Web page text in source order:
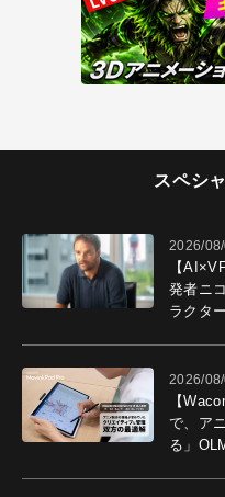
スペシ
2026/
【
発者ニ
ラクタ
2026/
【
で、ア
る」